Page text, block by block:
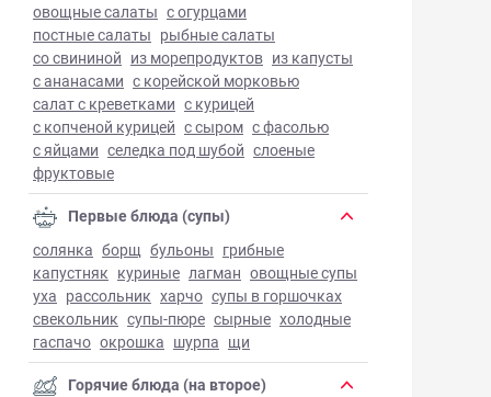
овощные салаты с огурцами
постные салаты рыбные салаты
со свининой из морепродуктов из капусты
с ананасами с корейской морковью
салат с креветками с курицей
с копченой курицей с сыром с фасолью
с яйцами селедка под шубой слоеные
фруктовые
Первые блюда (супы)
солянка борщ бульоны грибные
капустняк куриные лагман овощные супы
уха рассольник харчо супы в горшочках
свекольник супы-пюре сырные холодные
гаспачо окрошка шурпа щи
Горячие блюда (на второе)